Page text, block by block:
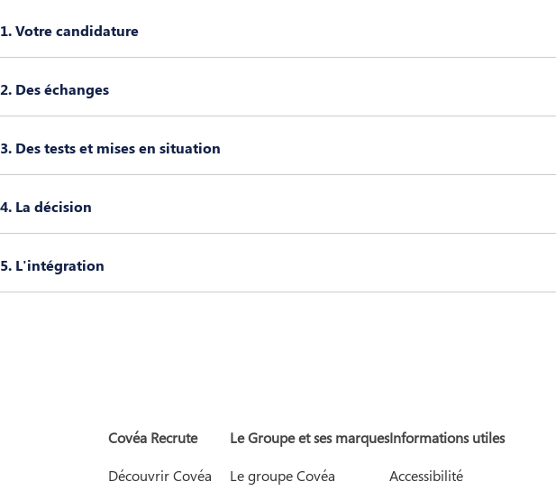
1. Votre candidature
2. Des échanges
3. Des tests et mises en situation
4. La décision
5. L'intégration
Covéa Recrute
Découvrir Covéa
Le Groupe et ses marques
Le groupe Covéa
Informations utiles
Accessibilité